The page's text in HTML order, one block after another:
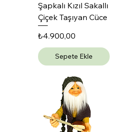
Şapkalı Kızıl Sakallı
Çiçek Taşıyan Cüce
Fiyat
₺4.900,00
Sepete Ekle